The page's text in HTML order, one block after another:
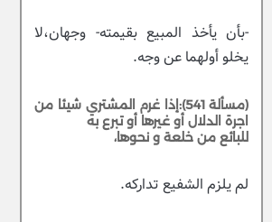
-بأن يأخذ المبيع بقيمته- وجهان،لا
يخلو أولهما عن وجه.
(مسألة 541):إذا غرم المشتري شيئا من
اجرة الدلال أو غيرها أو تبرع به
للبائع من خلعة و نحوها،
لم يلزم الشفيع تداركه.